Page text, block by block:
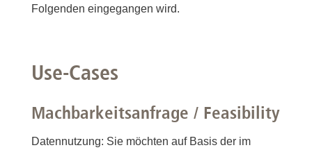
Folgenden eingegangen wird.
Use-Cases
Machbarkeitsanfrage / Feasibility
Datennutzung: Sie möchten auf Basis der im